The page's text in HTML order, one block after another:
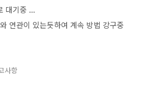
대기중 ...
관이 있는듯하여 계속 방법 강구중
사항